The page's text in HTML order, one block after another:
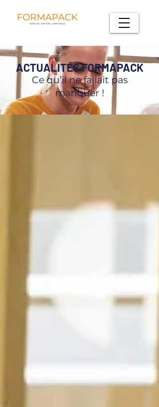
ACTUALITÉS FORMAPACK
Ce qu’il ne fallait pas
manquer !